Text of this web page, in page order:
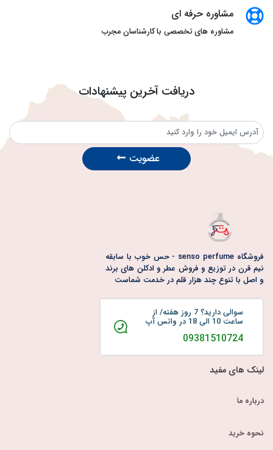
مشاوره حرفه ای
مشاوره های تخصصی با کارشناسان مجرب
دریافت آخرین پیشنهادات
عضویت
فروشگاه senso perfume - حس خوب با سابقه
نیم قرن در توزیع و فروش عطر و ادکلن های برند
و اصل با تنوع چند هزار قلم در خدمت شماست
سوالی دارید؟ 7 روز هفته/ از
ساعت 10 الی 18 در واتس آپ
09381510724
لینک های مفید
درباره ما
نحوه خرید